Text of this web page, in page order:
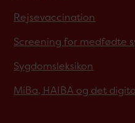
Rejsevaccination
Screening for medfødte
Sygdomsleksikon
MiBa, HAIBA og det